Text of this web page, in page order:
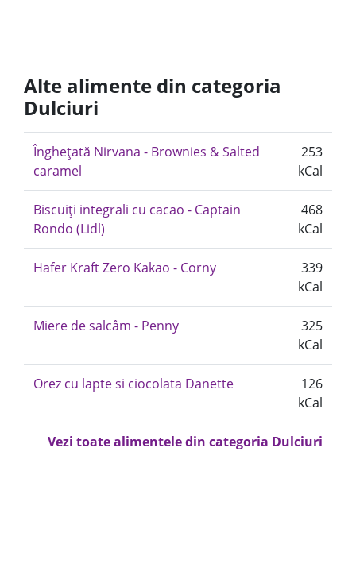
Alte alimente din categoria
Dulciuri
Înghețată Nirvana - Brownies & Salted
caramel
253
kCal
Biscuiți integrali cu cacao - Captain
Rondo (Lidl)
468
kCal
Hafer Kraft Zero Kakao - Corny
339
kCal
Miere de salcâm - Penny
325
kCal
Orez cu lapte si ciocolata Danette
126
kCal
Vezi toate alimentele din categoria Dulciuri